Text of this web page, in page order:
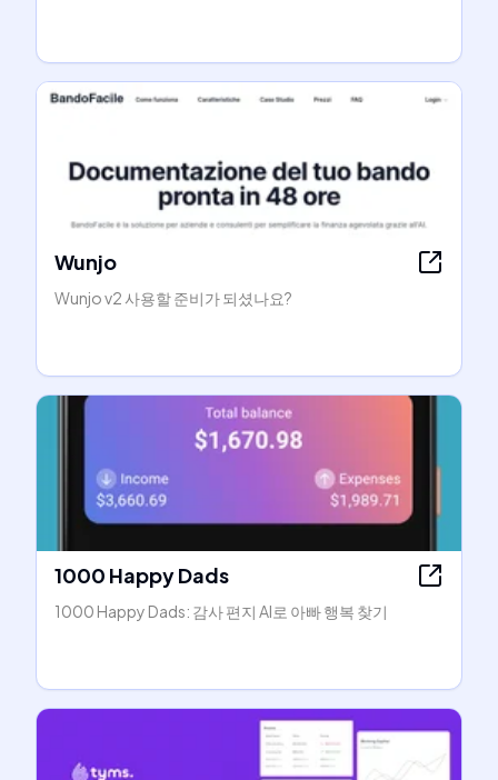
Wunjo
Wunjo v2 사용할 준비가 되셨나요?
1000 Happy Dads
1000 Happy Dads: 감사 편지 AI로 아빠 행복 찾기